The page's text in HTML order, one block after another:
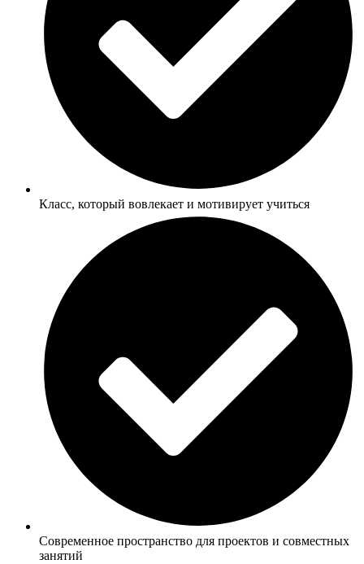
Класс, который вовлекает и мотивирует учиться
Современное пространство для проектов и совместных
занятий